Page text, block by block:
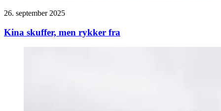
26. september 2025
Kina skuffer, men rykker fra